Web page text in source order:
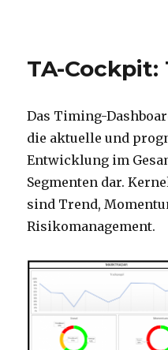
TA-Cockpit:
Das Timing-
die aktuelle und
Entwicklung im
Segmenten dar.
sind Trend,
Risikomanagement.